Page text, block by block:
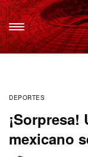
DEPORTES
mexicano